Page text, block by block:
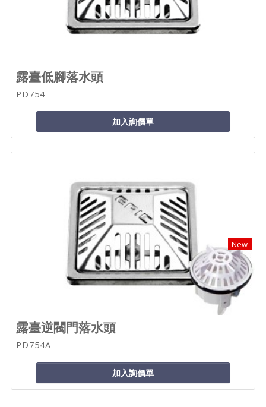
露臺低腳落水頭
PD754
加入詢價單
New
露臺逆閥門落水頭
PD754A
加入詢價單